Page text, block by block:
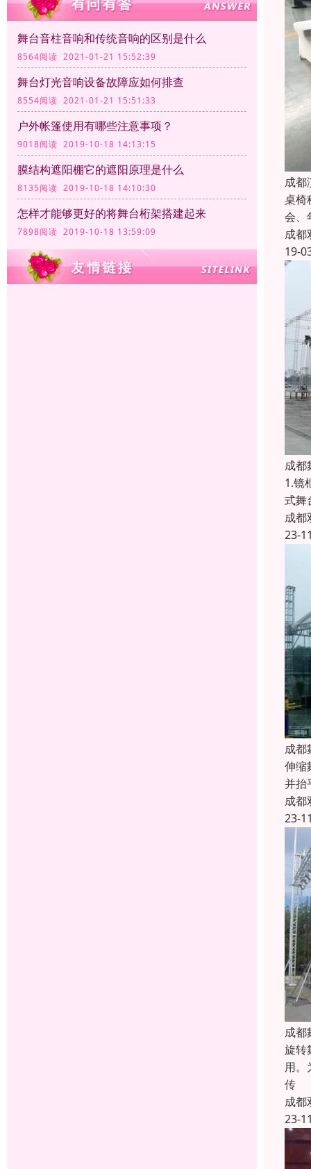
舞台音柱音响和传统音响的区别是什么
8564阅读 2021-01-21 15:52:39
舞台灯光音响设备故障应如何排查
8554阅读 2021-01-21 15:51:33
户外帐篷使用有哪些注意事项？
9018阅读 2019-10-18 14:13:15
膜结构遮阳棚它的遮阳原理是什么
8135阅读 2019-10-18 14:10:30
怎样才能够更好的将舞台桁架搭建起来
7898阅读 2019-10-18 13:59:09
成都
桌椅
会、
成都
19-
成都
1.镜
式舞
成都
23-
成都
伸缩
并抬
成都
23-
成都
旋转
用。
传
成都
23-